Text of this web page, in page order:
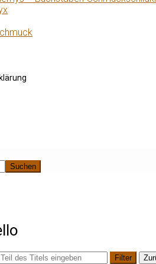
Suchen
Filter